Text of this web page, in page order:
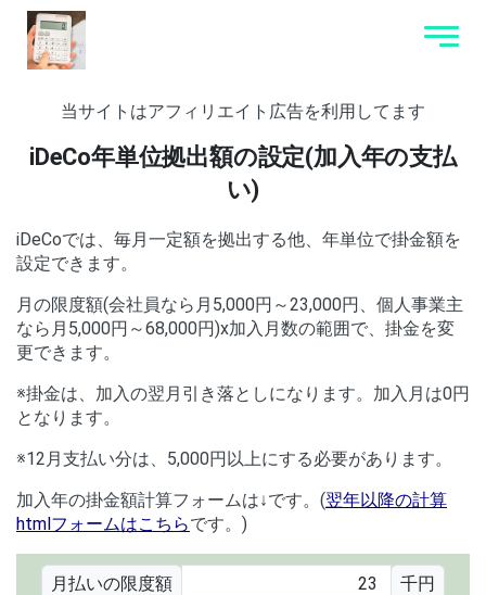
当サイトはアフィリエイト広告を利用してます
iDeCo年単位拠出額の設定(加入年の支払
い)
iDeCoでは、毎月一定額を拠出する他、年単位で掛金額を
設定できます。
月の限度額(会社員なら月5,000円～23,000円、個人事業主
なら月5,000円～68,000円)x加入月数の範囲で、掛金を変
更できます。
※掛金は、加入の翌月引き落としになります。加入月は0円
となります。
※12月支払い分は、5,000円以上にする必要があります。
加入年の掛金額計算フォームは↓です。(翌年以降の計算
htmlフォームはこちらです。)
月払いの限度額 千円